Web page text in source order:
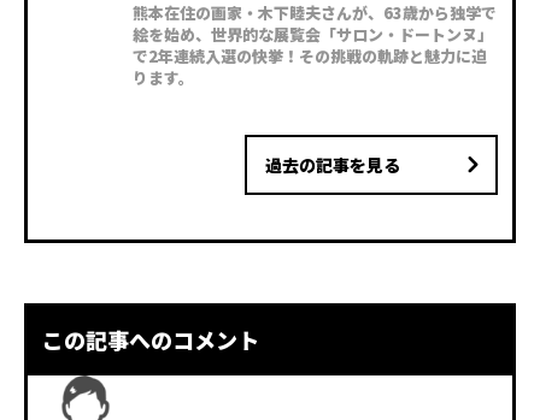
熊本在住の画家・木下睦夫さんが、63歳から独学で
絵を始め、世界的な展覧会「サロン・ドートンヌ」
で2年連続入選の快挙！その挑戦の軌跡と魅力に迫
ります。
過去の記事を見る
この記事へのコメント